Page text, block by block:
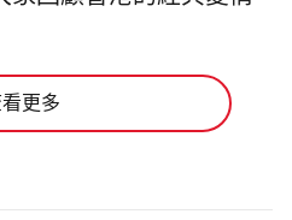
更多